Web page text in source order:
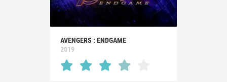
AVENGERS : ENDGAME
2019